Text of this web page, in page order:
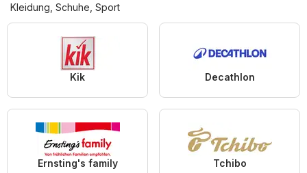
Kleidung, Schuhe, Sport
Kik Decathlon
Ernsting's family Tchibo